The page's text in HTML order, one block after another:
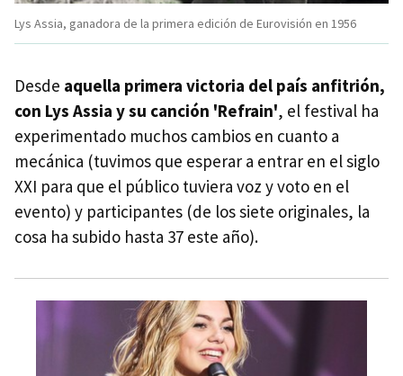
Lys Assia, ganadora de la primera edición de Eurovisión en 1956
Desde aquella primera victoria del país anfitrión,
con Lys Assia y su canción 'Refrain', el festival ha
experimentado muchos cambios en cuanto a
mecánica (tuvimos que esperar a entrar en el siglo
XXI para que el público tuviera voz y voto en el
evento) y participantes (de los siete originales, la
cosa ha subido hasta 37 este año).